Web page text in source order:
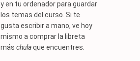
y en tu ordenador para guardar
los temas del curso. Si te
gusta escribir a mano, ve hoy
mismo a comprar la libreta
más chulaque encuentres.